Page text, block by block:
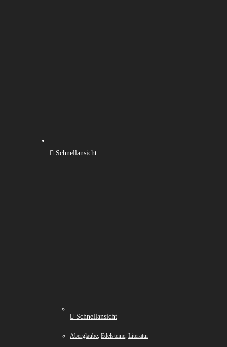
Schnellansicht
Schnellansicht
Aberglaube, Edelsteine, Literatur